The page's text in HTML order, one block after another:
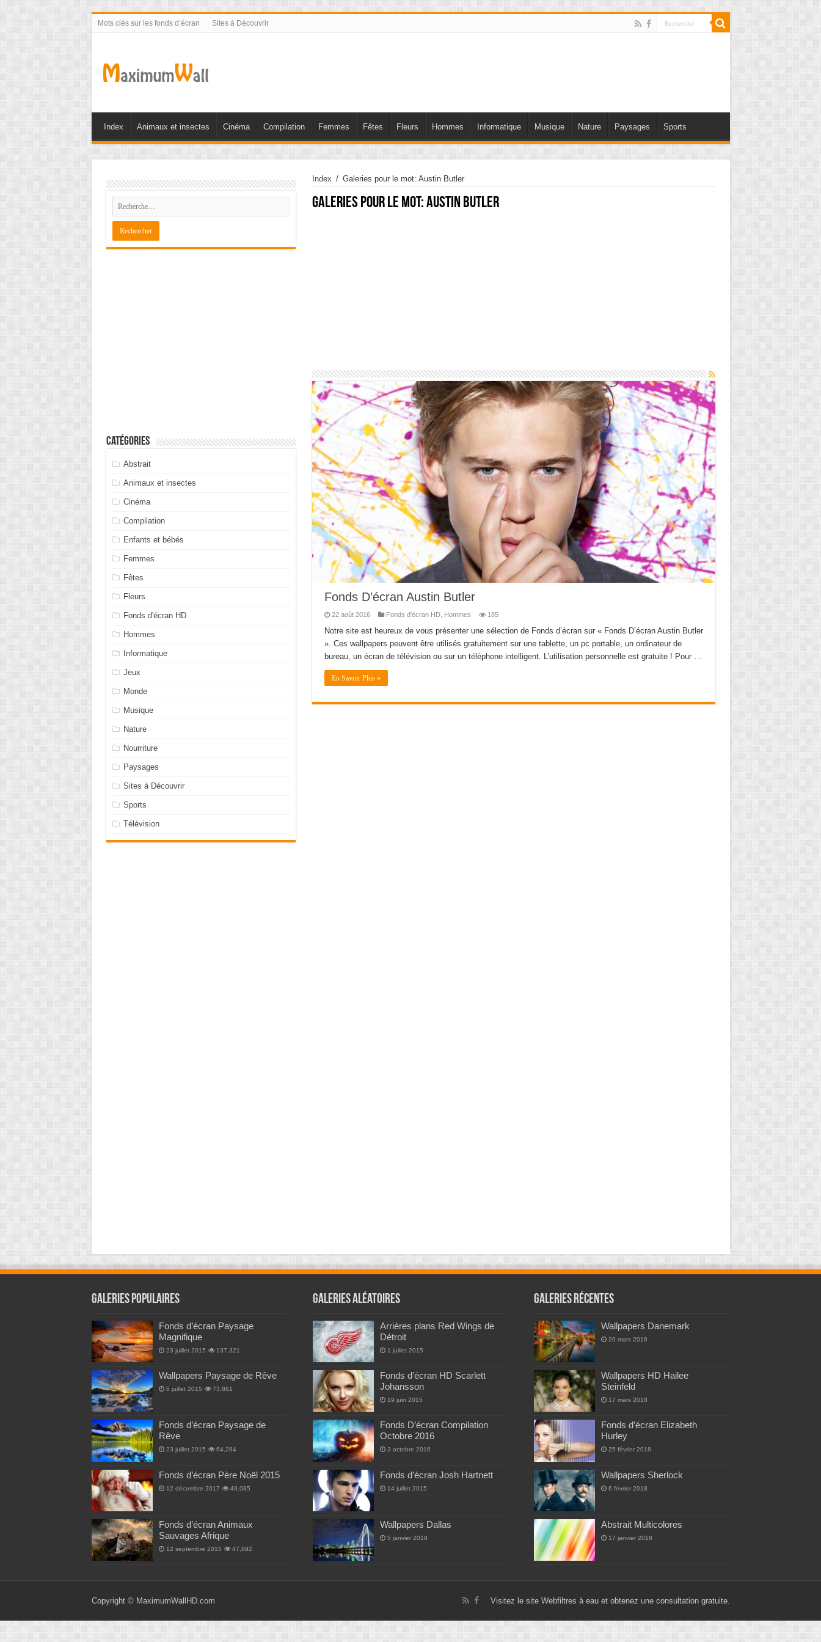
Mots clés sur les fonds d’écran Sites à Découvrir
Index Animaux et insectes Cinéma Compilation Femmes Fêtes Fleurs Hommes Informatique Musique Nature Paysages Sports
Index / Galeries pour le mot: Austin Butler
Galeries pour le mot:Austin Butler
Fonds D’écran Austin Butler
22 août 2016 Fonds d'écran HD, Hommes 185
Notre site est heureux de vous présenter une sélection de Fonds d’écran sur « Fonds D’écran Austin Butler
». Ces wallpapers peuvent être utilisés gratuitement sur une tablette, un pc portable, un ordinateur de
bureau, un écran de télévision ou sur un téléphone intelligent. L’utilisation personnelle est gratuite ! Pour …
En Savoir Plus »
Catégories
Abstrait
Animaux et insectes
Cinéma
Compilation
Enfants et bébés
Femmes
Fêtes
Fleurs
Fonds d'écran HD
Hommes
Informatique
Jeux
Monde
Musique
Nature
Nourriture
Paysages
Sites à Découvrir
Sports
Télévision
Galeries Populaires
Fonds d’écran Paysage
Magnifique
23 juillet 2015 137,321
Wallpapers Paysage de Rêve
6 juillet 2015 73,861
Fonds d’écran Paysage de
Rêve
23 juillet 2015 64,284
Fonds d’écran Père Noël 2015
12 décembre 2017 49,085
Fonds d’écran Animaux
Sauvages Afrique
12 septembre 2015 47,892
Galeries Aléatoires
Arrières plans Red Wings de
Détroit
1 juillet 2015
Fonds d’écran HD Scarlett
Johansson
19 juin 2015
Fonds D’écran Compilation
Octobre 2016
3 octobre 2016
Fonds d’écran Josh Hartnett
14 juillet 2015
Wallpapers Dallas
5 janvier 2018
Galeries Récentes
Wallpapers Danemark
20 mars 2018
Wallpapers HD Hailee
Steinfeld
17 mars 2018
Fonds d’écran Elizabeth
Hurley
25 février 2018
Wallpapers Sherlock
6 février 2018
Abstrait Multicolores
17 janvier 2018
Visitez le site Webfiltres à eauet obtenez une consultation gratuite.
Copyright © MaximumWallHD.com